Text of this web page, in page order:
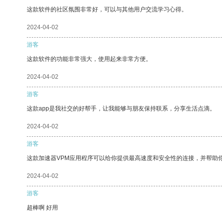
这款软件的社区氛围非常好，可以与其他用户交流学习心得。
2024-04-02
游客
这款软件的功能非常强大，使用起来非常方便。
2024-04-02
游客
这款app是我社交的好帮手，让我能够与朋友保持联系，分享生活点滴。
2024-04-02
游客
这款加速器VPM应用程序可以给你提供最高速度和安全性的连接，并帮助
2024-04-02
游客
超棒啊 好用